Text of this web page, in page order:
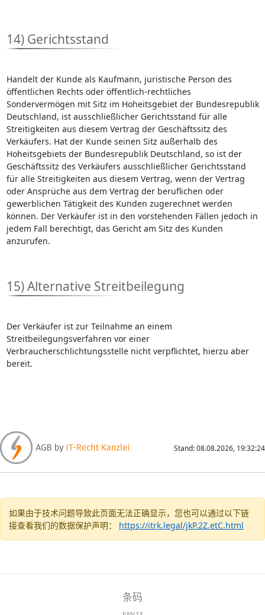
14) Gerichtsstand
Handelt der Kunde als Kaufmann, juristische Person des
öffentlichen Rechts oder öffentlich-rechtliches
Sondervermögen mit Sitz im Hoheitsgebiet der Bundesrepublik
Deutschland, ist ausschließlicher Gerichtsstand für alle
Streitigkeiten aus diesem Vertrag der Geschäftssitz des
Verkäufers. Hat der Kunde seinen Sitz außerhalb des
Hoheitsgebiets der Bundesrepublik Deutschland, so ist der
Geschäftssitz des Verkäufers ausschließlicher Gerichtsstand
für alle Streitigkeiten aus diesem Vertrag, wenn der Vertrag
oder Ansprüche aus dem Vertrag der beruflichen oder
gewerblichen Tätigkeit des Kunden zugerechnet werden
können. Der Verkäufer ist in den vorstehenden Fällen jedoch in
jedem Fall berechtigt, das Gericht am Sitz des Kunden
anzurufen.
15) Alternative Streitbeilegung
Der Verkäufer ist zur Teilnahme an einem
Streitbeilegungsverfahren vor einer
Verbraucherschlichtungsstelle nicht verpflichtet, hierzu aber
bereit.
Stand: 08.08.2026, 19:32:24
如果由于技术问题导致此页面无法正确显示，您也可以通过以下链
接查看我们的数据保护声明： https://itrk.legal/jkP.2Z.etC.html
条码